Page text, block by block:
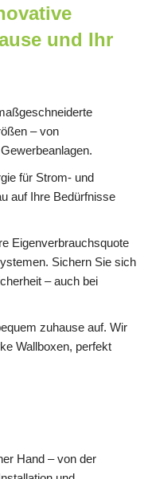
und Ihr
– von
für Strom- und
auf Ihre Bedürfnisse
Eigenverbrauchsquote
Sichern Sie sich
– auch bei
zuhause auf. Wir
Wallboxen, perfekt
Hand – von der